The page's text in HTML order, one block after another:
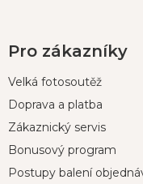
Pro zákazníky
Velká fotosoutěž
Doprava a platba
Zákaznický servis
Bonusový program
Postupy balení